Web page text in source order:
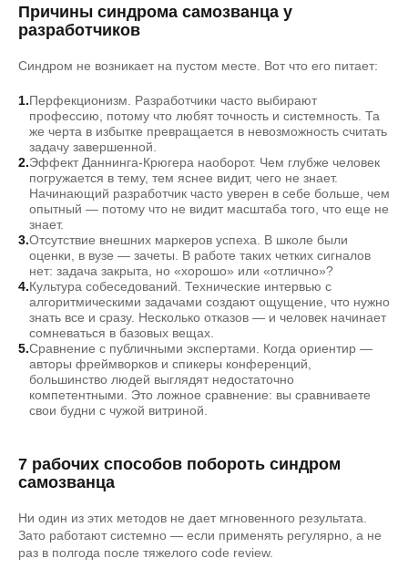
Причины синдрома самозванца у
разработчиков
Синдром не возникает на пустом месте. Вот что его питает:
Перфекционизм. Разработчики часто выбирают
профессию, потому что любят точность и системность. Та
же черта в избытке превращается в невозможность считать
задачу завершенной.
Эффект Даннинга-Крюгера наоборот. Чем глубже человек
погружается в тему, тем яснее видит, чего не знает.
Начинающий разработчик часто уверен в себе больше, чем
опытный — потому что не видит масштаба того, что еще не
знает.
Отсутствие внешних маркеров успеха. В школе были
оценки, в вузе — зачеты. В работе таких четких сигналов
нет: задача закрыта, но «хорошо» или «отлично»?
Культура собеседований. Технические интервью с
алгоритмическими задачами создают ощущение, что нужно
знать все и сразу. Несколько отказов — и человек начинает
сомневаться в базовых вещах.
Сравнение с публичными экспертами. Когда ориентир —
авторы фреймворков и спикеры конференций,
большинство людей выглядят недостаточно
компетентными. Это ложное сравнение: вы сравниваете
свои будни с чужой витриной.
7 рабочих способов побороть синдром
самозванца
Ни один из этих методов не дает мгновенного результата.
Зато работают системно — если применять регулярно, а не
раз в полгода после тяжелого code review.